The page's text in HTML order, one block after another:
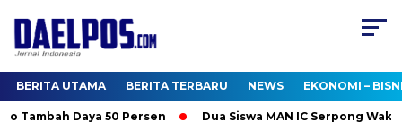
BERITA UTAMA BERITA TERBARU NEWS EKONOMI –
Daya 50 Persen Dua Siswa MAN IC Serpong Wakili